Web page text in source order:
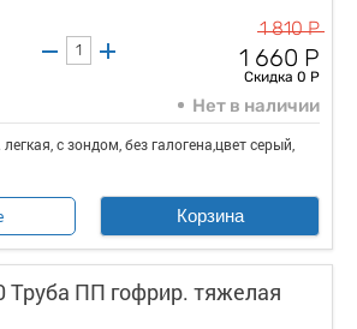
1 810 Р
1 660 Р
Скидка 0 Р
Нет в наличии
с зондом, без галогена,цвет серый,
Корзина
Труба ПП гофрир. тяжелая